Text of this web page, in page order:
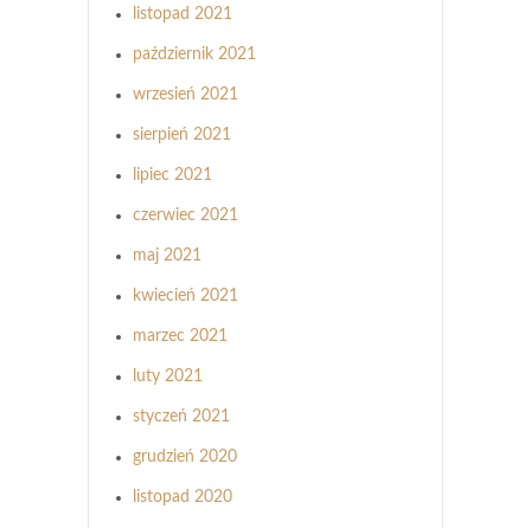
listopad 2021
październik 2021
wrzesień 2021
sierpień 2021
lipiec 2021
czerwiec 2021
maj 2021
kwiecień 2021
marzec 2021
luty 2021
styczeń 2021
grudzień 2020
listopad 2020